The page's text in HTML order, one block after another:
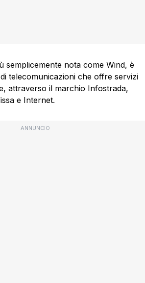
semplicemente nota come Wind, è
telecomunicazioni che offre servizi
attraverso il marchio Infostrada,
e Internet.
ANNUNCIO